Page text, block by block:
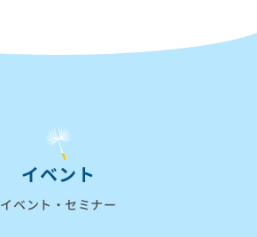
イベント
イベント・セミナー